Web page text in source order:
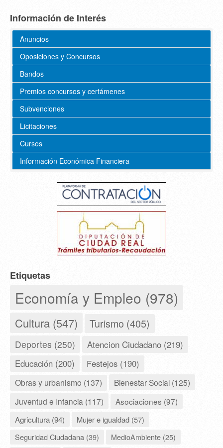
Información de Interés
Anuncios
Oposiciones y Concursos
Bandos
Premios concursos y certámenes
Subvenciones
Licitaciones
Cursos
Información Económica Financiera
Etiquetas
Economía y Empleo (978)
Cultura (547) Turismo (405)
Deportes (250) Atencion Ciudadano (219)
Educación (200) Festejos (190)
Obras y urbanismo (137)
Bienestar Social (125)
Juventud e Infancia (117)
Asociaciones (97)
Agricultura (94)
Mujer e igualdad (57)
Seguridad Ciudadana (39)
MedioAmbiente (25)